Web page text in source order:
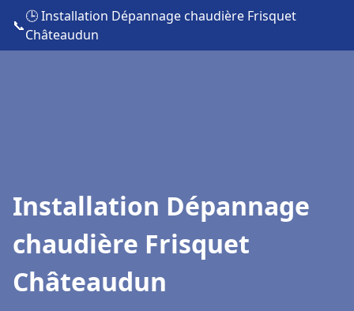
📞
🕒 Installation Dépannage chaudière Frisquet
Châteaudun
Installation Dépannage
chaudière Frisquet
Châteaudun